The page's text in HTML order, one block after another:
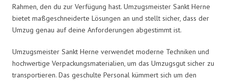
Rahmen, den du zur Verfügung hast. Umzugsmeister Sankt Herne
bietet maßgeschneiderte Lösungen an und stellt sicher, dass der
Umzug genau auf deine Anforderungen abgestimmt ist.
Umzugsmeister Sankt Herne verwendet moderne Techniken und
hochwertige Verpackungsmaterialien, um das Umzugsgut sicher zu
transportieren. Das geschulte Personal kümmert sich um den